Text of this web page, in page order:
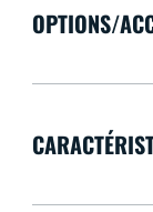
OPTIONS/